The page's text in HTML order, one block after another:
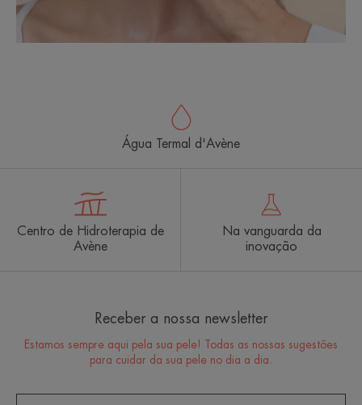
Água Termal d'Avène
Centro de Hidroterapia de
Avène
Na vanguarda da
inovação
Receber a nossa newsletter
Estamos sempre aqui pela sua pele! Todas as nossas sugestões
para cuidar da sua pele no dia a dia.